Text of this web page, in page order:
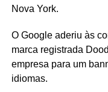
Nova York.
O Google aderiu às
marca registrada
empresa para um
idiomas.